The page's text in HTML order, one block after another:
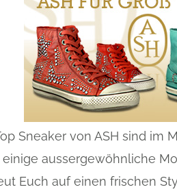
Sneaker von ASH sind im
einige aussergewöhnliche
Euch auf einen frischen